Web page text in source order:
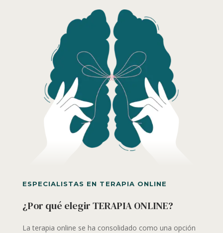
ESPECIALISTAS EN TERAPIA ONLINE
¿Por qué elegir TERAPIA ONLINE?
La terapia online se ha consolidado como una opción